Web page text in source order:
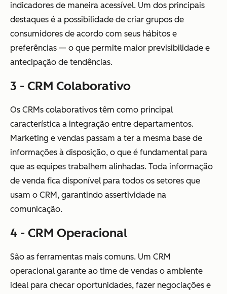
indicadores de maneira acessível. Um dos principais
destaques é a possibilidade de criar grupos de
consumidores de acordo com seus hábitos e
preferências — o que permite maior previsibilidade e
antecipação de tendências.
3 - CRM Colaborativo
Os CRMs colaborativos têm como principal
característica a integração entre departamentos.
Marketing e vendas passam a ter a mesma base de
informações à disposição, o que é fundamental para
que as equipes trabalhem alinhadas. Toda informação
de venda fica disponível para todos os setores que
usam o CRM, garantindo assertividade na
comunicação.
4 - CRM Operacional
São as ferramentas mais comuns. Um CRM
operacional garante ao time de vendas o ambiente
ideal para checar oportunidades, fazer negociações e